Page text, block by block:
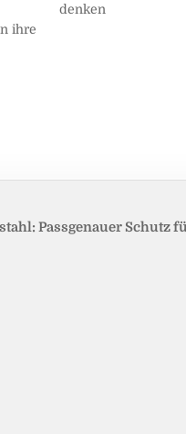
ihre
denken
Passgenauer Schutz